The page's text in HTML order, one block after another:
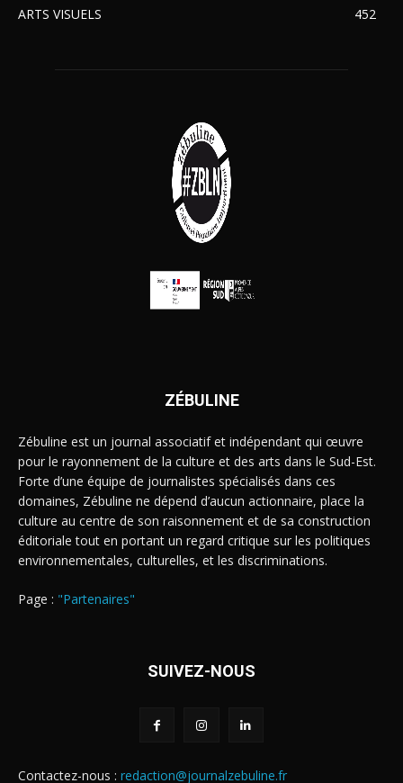
ARTS VISUELS
452
ZÉBULINE
Zébuline est un journal associatif et indépendant qui œuvre
pour le rayonnement de la culture et des arts dans le Sud-Est.
Forte d’une équipe de journalistes spécialisés dans ces
domaines, Zébuline ne dépend d’aucun actionnaire, place la
culture au centre de son raisonnement et de sa construction
éditoriale tout en portant un regard critique sur les politiques
environnementales, culturelles, et les discriminations.
Page : "Partenaires"
SUIVEZ-NOUS
Contactez-nous : redaction@journalzebuline.fr